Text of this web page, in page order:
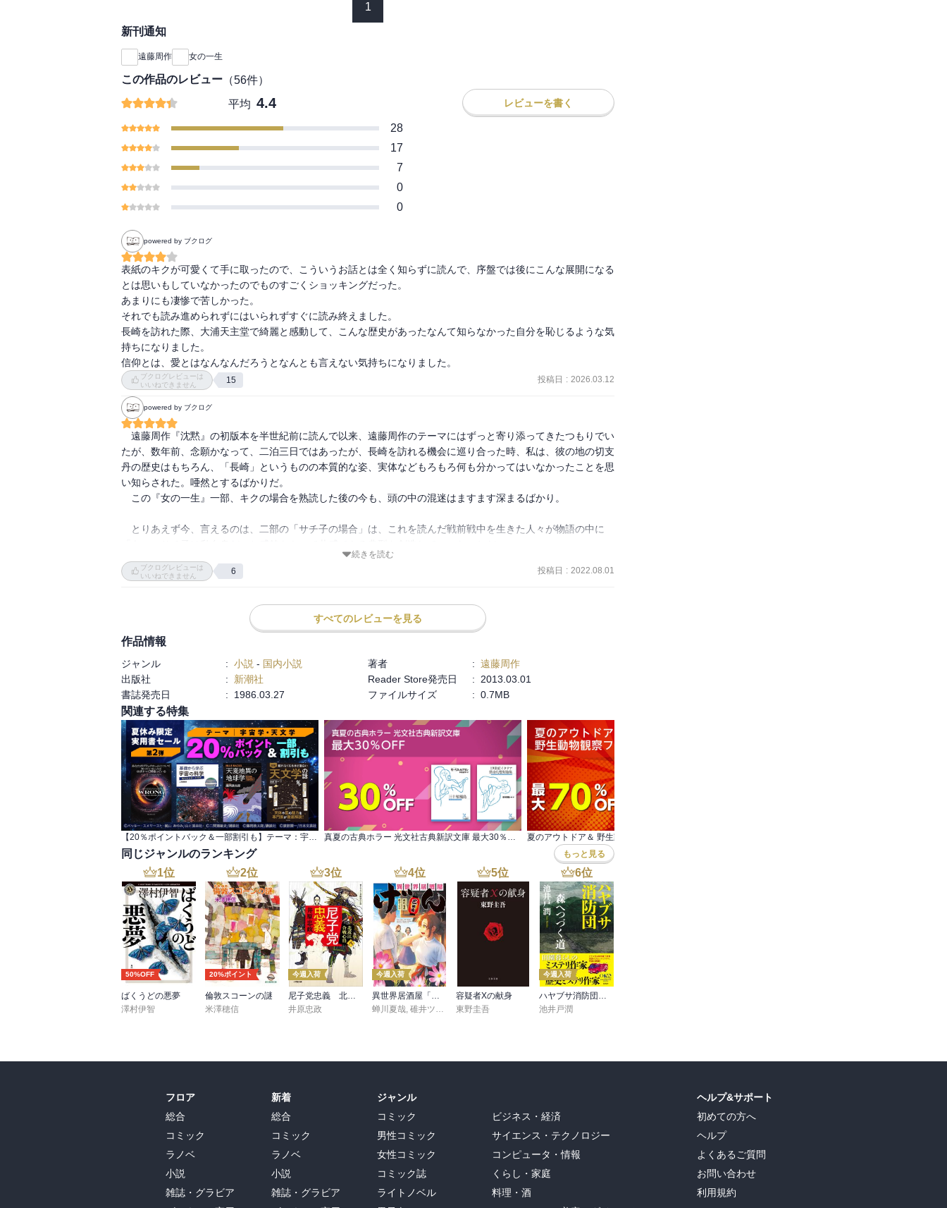
1
新刊通知
遠藤周作 女の一生
この作品のレビュー （56件）
平均 4.4 レビューを書く
28
17
7
0
0
powered by ブクログ
表紙のキクが可愛くて手に取ったので、こういうお話とは全く知らずに読んで、序盤では後にこんな展開になる
とは思いもしていなかったのでものすごくショッキングだった。
あまりにも凄惨で苦しかった。
それでも読み進められずにはいられずすぐに読み終えました。
長崎を訪れた際、大浦天主堂で綺麗と感動して、こんな歴史があったなんて知らなかった自分を恥じるような気
持ちになりました。
ブクログレビューは
いいねできません
15 投稿日 : 2026.03.12
powered by ブクログ
遠藤周作『沈黙』の初版本を半世紀前に読んで以来、遠藤周作のテーマにはずっと寄り添ってきたつもりでい
たが、数年前、念願かなって、二泊三日ではあったが、長崎を訪れる機会に巡り合った時、私は、彼の地の切支
丹の歴史はもちろん、「長崎」というものの本質的な姿、実体などもろもろ何も分かってはいなかったことを思
い知らされた。唖然とするばかりだ。
この『女の一生』一部、キクの場合を熟読した後の今も、頭の中の混迷はますます深まるばかり。
とりあえず今、言えるのは、二部の「サチ子の場合」は、これを読んだ戦前戦中を生きた人々が物語の中に
そして一部は、二部と真逆で、読者である「私の場合」とは全く別人の「キクの場合」を、物語を通して追体
験させてくれた。ただ物語に登場してこない数多の人々の一人ひとりの"場合"が隠されていることを強く強く感
キクがキリスト教徒ではなかったことからも推察できる。
  かなり言葉足らずの読後感で、誤解を招かなければと心配だ。
様がキクに話しかけるシーンが、降りしきる雪のイメージとも重なってとても印象的、詩的だ。
やはり私は、未信者だが、母性的なマリア信仰にどうしても惹かれてしまうのだ。
続きを読む
ブクログレビューは
いいねできません
6 投稿日 : 2022.08.01
すべてのレビューを見る
作品情報
ジャンル : 小説 - 国内小説 著者 : 遠藤周作
出版社
: 新潮社 Reader Store発売日 :
2013.03.01
書誌発売日
: 1986.03.27 ファイルサイズ : 0.7MB
関連する特集
夏のアウトドア＆ 野生動物観察フェア
同じジャンルのランキング もっと見る
1位
50%OFF
ばくうどの悪夢
澤村伊智
2位
20%ポイント
倫敦スコーンの謎
米澤穂信
3位
今週入荷
尼子党忠義 北近江合戦心得〈八〉
井原忠政
4位
今週入荷
異世界居酒屋「げん」三杯目
蝉川夏哉, 碓井ツカサ
5位
容疑者Xの献身
東野圭吾
6位
今週入荷
ハヤブサ消防団 森へつづく道
池井戸潤
フロア
総合
コミック
ラノベ
小説
雑誌・グラビア
新着
総合
コミック
ラノベ
小説
雑誌・グラビア
ジャンル
コミック
男性コミック
女性コミック
コミック誌
ライトノベル
ビジネス・経済
サイエンス・テクノロジー
コンピュータ・情報
くらし・家庭
料理・酒
ヘルプ&サポート
初めての方へ
ヘルプ
よくあるご質問
お問い合わせ
利用規約